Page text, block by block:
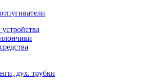
дух. трубки